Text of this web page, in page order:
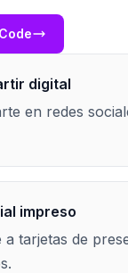
digital
en redes
impreso
a tarjetas de